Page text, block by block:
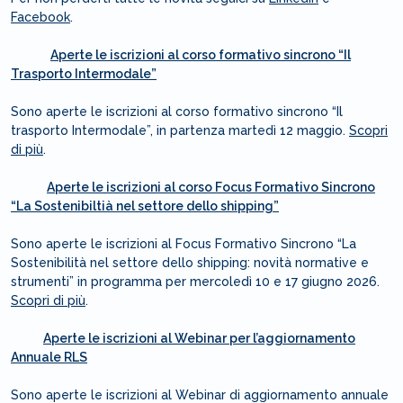
Facebook.
Aperte le iscrizioni al corso formativo sincrono “Il
Trasporto Intermodale”
Sono aperte le iscrizioni al corso formativo sincrono “Il
trasporto Intermodale”, in partenza martedì 12 maggio. Scopri
di più.
Aperte le iscrizioni al corso Focus Formativo Sincrono
“La Sostenibiltià nel settore dello shipping”
Sono aperte le iscrizioni al Focus Formativo Sincrono “La
Sostenibilità nel settore dello shipping: novità normative e
strumenti” in programma per mercoledì 10 e 17 giugno 2026.
Scopri di più.
Aperte le iscrizioni al Webinar per l’aggiornamento
Annuale RLS
Sono aperte le iscrizioni al Webinar di aggiornamento annuale